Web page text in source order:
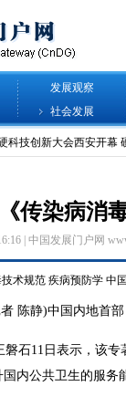
发展观察
社会发展
传染病消
| 中国发展门户网
术规范 疾病预防学 中
陈静)中国内地首
石11日表示，该
内公共卫生的服务